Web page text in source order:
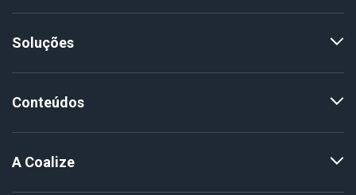
Soluções
Conteúdos
A Coalize